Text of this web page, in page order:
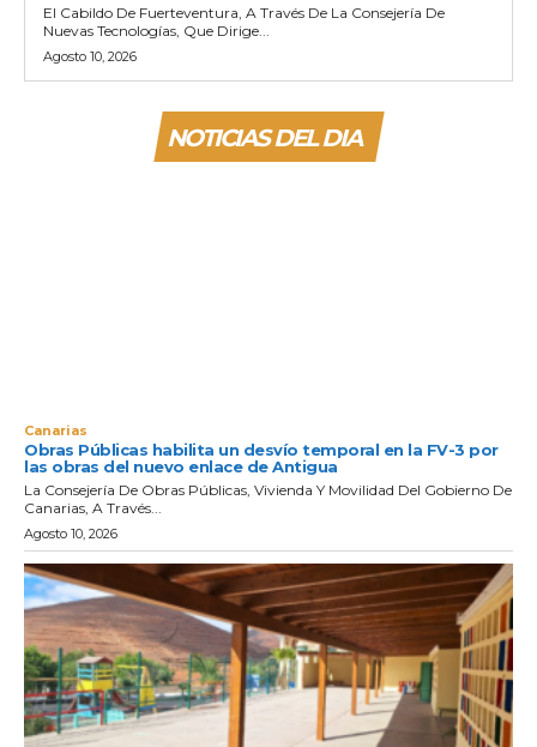
El Cabildo De Fuerteventura, A Través De La Consejería De
Nuevas Tecnologías, Que Dirige...
Agosto 10, 2026
NOTICIAS DEL DIA
Canarias
Obras Públicas habilita un desvío temporal en la FV-3 por
las obras del nuevo enlace de Antigua
La Consejería De Obras Públicas, Vivienda Y Movilidad Del Gobierno De
Canarias, A Través...
Agosto 10, 2026